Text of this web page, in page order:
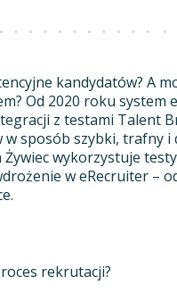
kandydatów? A
Od 2020 roku system
z testami Talent
sposób szybki, trafny i
wykorzystuje
w eRecruiter –
rekrutacji?